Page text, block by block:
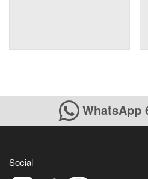
WhatsApp
Social